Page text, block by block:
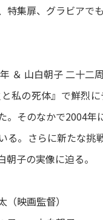
集扉、グラビアで
＆ 山白朝子 二十二
私の死体』で鮮烈
。そのなかで2004
る。さらに新たな挑
子の実像に迫る。
映画監督）